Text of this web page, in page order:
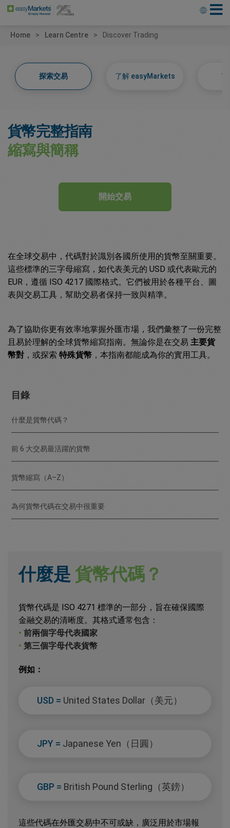
Home Learn Centre Discover Trading
探索交易 了解 easyMarkets 了
貨幣完整指南
縮寫與簡稱
開始交易
什麼是 貨幣代碼？
貨幣代碼是 ISO 4271 標準的一部分，旨在確保國際
金融交易的清晰度。其格式通常包含：
• 前兩個字母代表國家
• 第三個字母代表貨幣
例如：
USD = United States Dollar（美元）
JPY = Japanese Yen（日圓）
GBP = British Pound Sterling（英鎊）
這些代碼在外匯交易中不可或缺，廣泛用於市場報
在全球交易中，代碼對於識別各國所使用的貨幣至關重要。
這些標準的三字母縮寫，如代表美元的 USD 或代表歐元的
EUR，遵循 ISO 4217 國際格式。它們被用於各種平台、圖
表與交易工具，幫助交易者保持一致與精準。
為了協助你更有效率地掌握外匯市場，我們彙整了一份完整
且易於理解的全球貨幣縮寫指南。無論你是在交易 主要貨
幣對 ，或探索 特殊貨幣 ，本指南都能成為你的實用工具。
目錄
什麼是貨幣代碼？
前 6 大交易最活躍的貨幣
貨幣縮寫（A–Z）
為何貨幣代碼在交易中很重要